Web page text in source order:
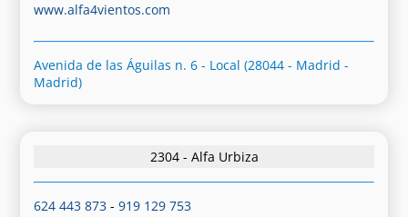
www.alfa4vientos.com
Avenida de las Águilas n. 6 - Local (28044 - Madrid -
Madrid)
2304 - Alfa Urbiza
624 443 873 -919 129 753